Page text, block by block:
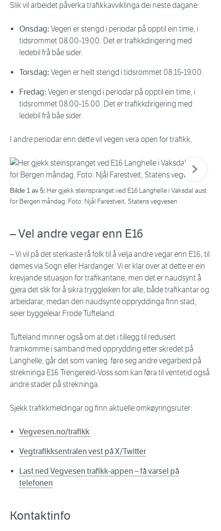
Slik vil arbeidet påverka trafikkavviklinga dei neste dagane:
Onsdag: Vegen er stengd i periodar på opptil ein time, i
tidsrommet 08.00-19.00. Det er trafikkdirigering med
ledebil frå båe sider.
Torsdag: Vegen er heilt stengd i tidsrommet 08.15-19.00.
Fredag: Vegen er stengd i periodar på opptil ein time, i
tidsrommet 08.00-15.00. Det er trafikkdirigering med
ledebil frå båe sider.
I andre periodar enn dette vil vegen vera open for trafikk.
Bilde 1 av 5: Her gjekk steinspranget ved E16 Langhelle i Vaksdal aust
for Bergen måndag. Foto: Njål Farestveit, Statens vegvesen
– Vel andre vegar enn E16
– Vi vil på det sterkaste rå folk til å velja andre vegar enn E16, til
dømes via Sogn eller Hardanger. Vi er klar over at dette er ein
krevjande situasjon for trafikantane, men det er naudsynt å
gjera det slik for å sikra tryggleiken for alle, både trafikantar og
arbeidarar, medan den naudsynte oppryddinga finn stad,
seier byggeleiar Frode Tufteland.
Tufteland minner også om at det i tillegg til redusert
framkomme i samband med opprydding etter skredet på
Langhelle, går det som vanleg føre seg andre vegarbeid på
strekninga E16 Trengereid-Voss som kan føra til ventetid også
andre stader på strekninga.
Sjekk trafikkmeldingar og finn aktuelle omkøyringsruter:
Vegvesen.no/trafikk
Vegtrafikksentralen vest på X/Twitter
Last ned Vegvesen trafikk-appen – få varsel på
telefonen
Kontaktinfo